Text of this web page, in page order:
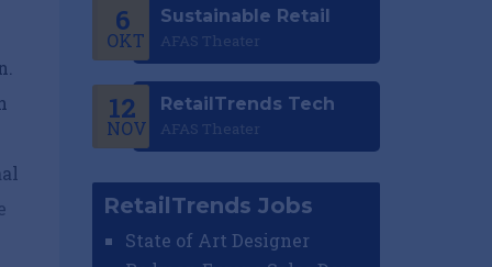
6
OKT
Sustainable Retail
AFAS Theater
12
NOV
RetailTrends Tech
AFAS Theater
RetailTrends Jobs
State of Art Designer